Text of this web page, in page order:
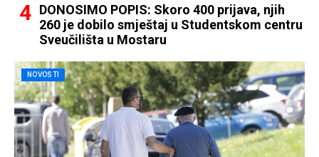
DONOSIMO POPIS: Skoro 400 prijava, njih
260 je dobilo smještaj u Studentskom centru
Sveučilišta u Mostaru
NOVOSTI